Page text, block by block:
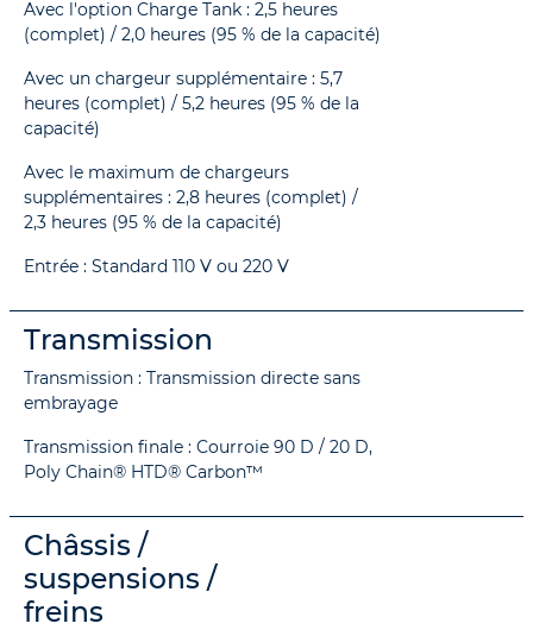
Avec l'option Charge Tank : 2,5 heures
(complet) / 2,0 heures (95 % de la capacité)
Avec un chargeur supplémentaire : 5,7
heures (complet) / 5,2 heures (95 % de la
capacité)
Avec le maximum de chargeurs
supplémentaires : 2,8 heures (complet) /
2,3 heures (95 % de la capacité)
Entrée : Standard 110 V ou 220 V
Transmission
Transmission : Transmission directe sans
embrayage
Transmission finale : Courroie 90 D / 20 D,
Poly Chain® HTD® Carbon™
Châssis /
suspensions /
freins